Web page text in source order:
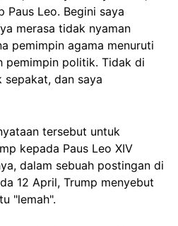
Paus Leo. Begini saya
merasa tidak nyaman
pemimpin agama menuruti
pemimpin politik. Tidak di
dan saya
tersebut untuk
kepada Paus Leo XIV
dalam sebuah postingan di
12 April, Trump menyebut
"lemah".